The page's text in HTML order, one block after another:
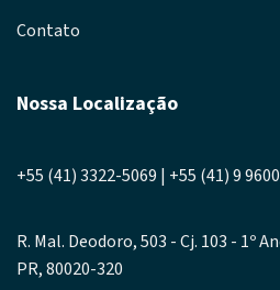
Contato
Nossa Localização
+55 (41) 3322-5069 | +55 (41) 9
R. Mal. Deodoro, 503 - Cj. 103 - 1º
PR, 80020-320